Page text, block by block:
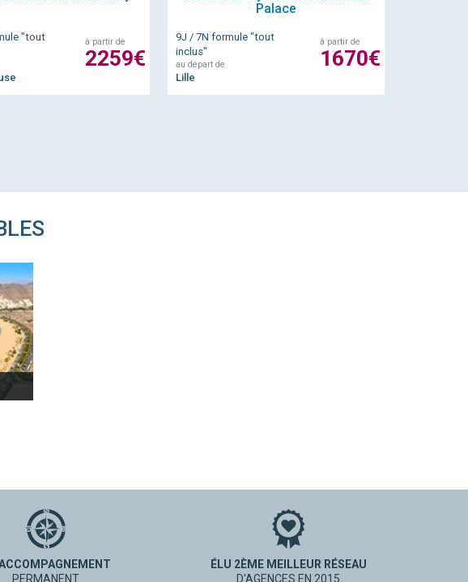
"tout
à partir de
2259€
Palace
9J / 7N formule "tout
inclus"
au départ de
Lille
à partir de
1670€
PERMANENT
ÉLU 2ÈME MEILLEUR RÉSEAU
D'AGENCES EN 2015